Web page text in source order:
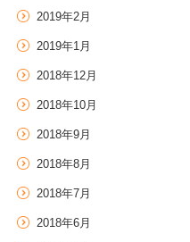
2019年2月
2019年1月
2018年12月
2018年10月
2018年9月
2018年8月
2018年7月
2018年6月